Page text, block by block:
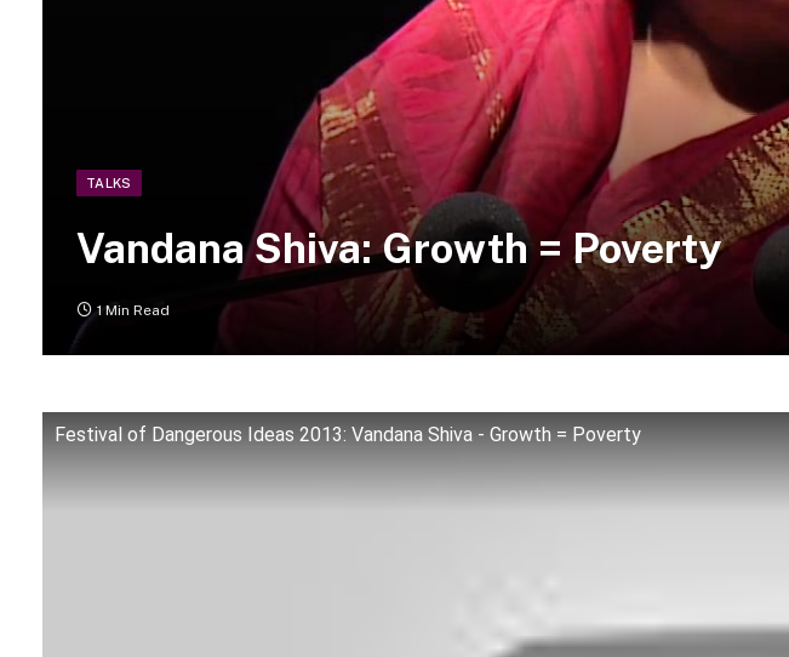
TALKS
Vandana Shiva: Growth = Poverty
1 Min Read
Festival of Dangerous Ideas 2013: Vandana Shiva - Growth = Poverty